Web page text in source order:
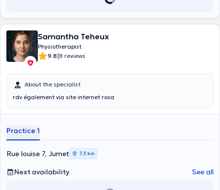
Samantha Teheux
Physiotherapist
9.8|8 reviews
About the specialist
rdv également via site internet rosa
Practice 1
Rue louise 7, Jumet 7,3 km
Next availability See all